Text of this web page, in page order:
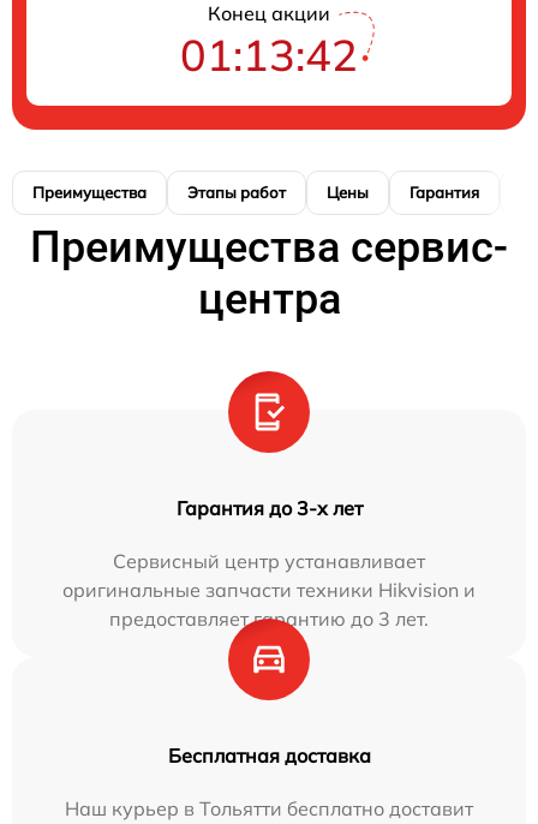
Конец акции
01:13:41
Преимущества Этапы работ Цены Гарантия
Преимущества сервис-
центра
Гарантия до 3-х лет
Сервисный центр устанавливает
оригинальные запчасти техники Hikvision и
предоставляет гарантию до 3 лет.
Бесплатная доставка
Наш курьер в Тольятти бесплатно доставит